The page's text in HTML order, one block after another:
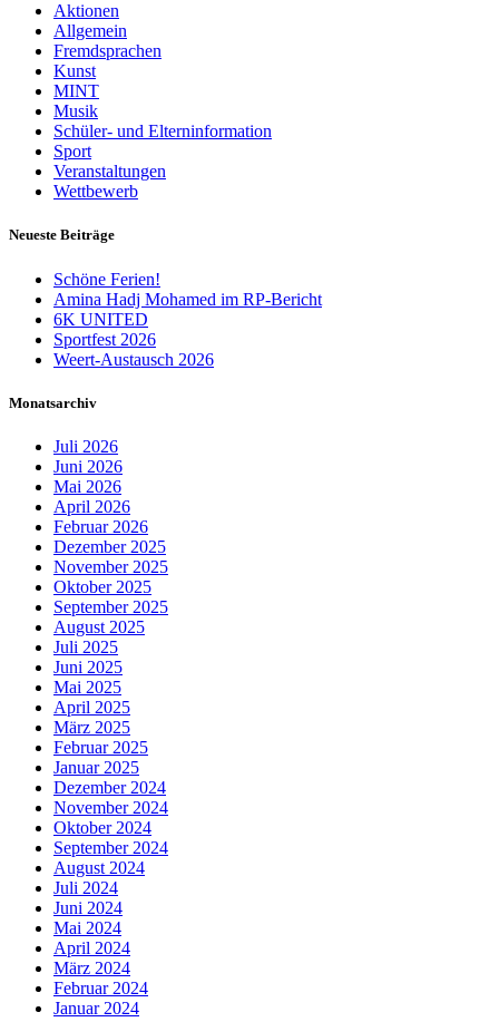
Aktionen
Allgemein
Fremdsprachen
Kunst
MINT
Musik
Schüler- und Elterninformation
Sport
Veranstaltungen
Wettbewerb
Neueste Beiträge
Schöne Ferien!
Amina Hadj Mohamed im RP-Bericht
6K UNITED
Sportfest 2026
Weert-Austausch 2026
Monatsarchiv
Juli 2026
Juni 2026
Mai 2026
April 2026
Februar 2026
Dezember 2025
November 2025
Oktober 2025
September 2025
August 2025
Juli 2025
Juni 2025
Mai 2025
April 2025
März 2025
Februar 2025
Januar 2025
Dezember 2024
November 2024
Oktober 2024
September 2024
August 2024
Juli 2024
Juni 2024
Mai 2024
April 2024
März 2024
Februar 2024
Januar 2024